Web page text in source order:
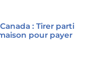
: Tirer parti
pour payer